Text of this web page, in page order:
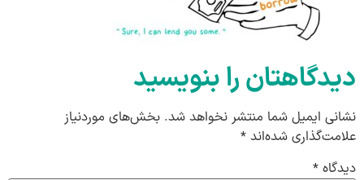
دیدگاهتان را بنویسید
نشانی ایمیل شما منتشر نخواهد شد. بخش‌های موردنیاز
علامت‌گذاری شده‌اند *
دیدگاه *